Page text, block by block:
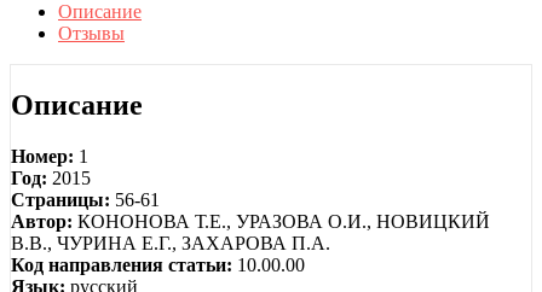
Описание
Отзывы
Описание
Номер: 1
Год: 2015
Страницы: 56-61
Автор: КОНОНОВА Т.Е., УРАЗОВА О.И., НОВИЦКИЙ
В.В., ЧУРИНА Е.Г., ЗАХАРОВА П.А.
Код направления статьи: 10.00.00
Язык: русский